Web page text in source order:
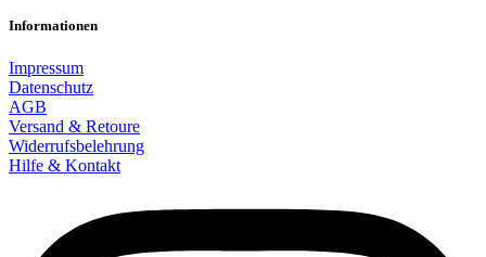
Informationen
Impressum
Datenschutz
AGB
Versand & Retoure
Widerrufsbelehrung
Hilfe & Kontakt